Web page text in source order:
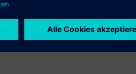
Castor (12.1 | B133), EOS